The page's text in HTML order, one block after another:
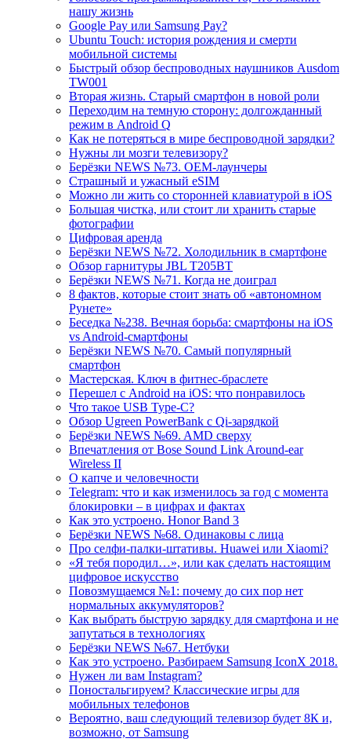
нашу жизнь
Google Pay или Samsung Pay?
Ubuntu Touch: история рождения и смерти
мобильной системы
Быстрый обзор беспроводных наушников Ausdom
TW001
Вторая жизнь. Старый смартфон в новой роли
Переходим на темную сторону: долгожданный
режим в Android Q
Как не потеряться в мире беспроводной зарядки?
Нужны ли мозги телевизору?
Берёзки NEWS №73. OEM-лаунчеры
Страшный и ужасный eSIM
Можно ли жить со сторонней клавиатурой в iOS
Большая чистка, или стоит ли хранить старые
фотографии
Цифровая аренда
Берёзки NEWS №72. Холодильник в смартфоне
Обзор гарнитуры JBL T205BT
Берёзки NEWS №71. Когда не доиграл
8 фактов, которые стоит знать об «автономном
Рунете»
Беседка №238. Вечная борьба: смартфоны на iOS
vs Android-смартфоны
Берёзки NEWS №70. Самый популярный
смартфон
Мастерская. Ключ в фитнес-браслете
Перешел с Android на iOS: что понравилось
Что такое USB Type-C?
Обзор Ugreen PowerBank с Qi-зарядкой
Берёзки NEWS №69. AMD сверху
Впечатления от Bose Sound Link Around-ear
Wireless II
О капче и человечности
Telegram: что и как изменилось за год с момента
блокировки – в цифрах и фактах
Как это устроено. Honor Band 3
Берёзки NEWS №68. Одинаковы с лица
Про селфи-палки-штативы. Huawei или Xiaomi?
«Я тебя породил…», или как сделать настоящим
цифровое искусство
Повозмущаемся №1: почему до сих пор нет
нормальных аккумуляторов?
Как выбрать быструю зарядку для смартфона и не
запутаться в технологиях
Берёзки NEWS №67. Нетбуки
Как это устроено. Разбираем Samsung IconX 2018.
Нужен ли вам Instagram?
Поностальгируем? Классические игры для
мобильных телефонов
Вероятно, ваш следующий телевизор будет 8К и,
возможно, от Samsung